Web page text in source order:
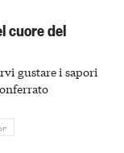
cuore del
gustare i sapori